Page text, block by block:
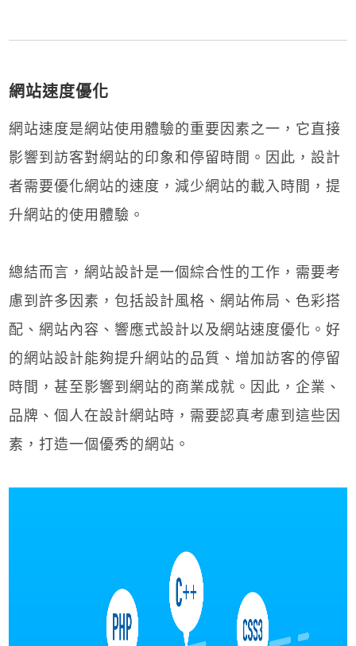
​網站速度優化
網站速度是網站使用體驗的重要因素之一，它直接
影響到訪客對網站的印象和停留時間。因此，設計
者需要優化網站的速度，減少網站的載入時間，提
升網站的使用體驗。
總結而言，網站設計是一個綜合性的工作，需要考
慮到許多因素，包括設計風格、網站佈局、色彩搭
配、網站內容、響應式設計以及網站速度優化。好
的網站設計能夠提升網站的品質、增加訪客的停留
時間，甚至影響到網站的商業成就。因此，企業、
品牌、個人在設計網站時，需要認真考慮到這些因
素，打造一個優秀的網站。